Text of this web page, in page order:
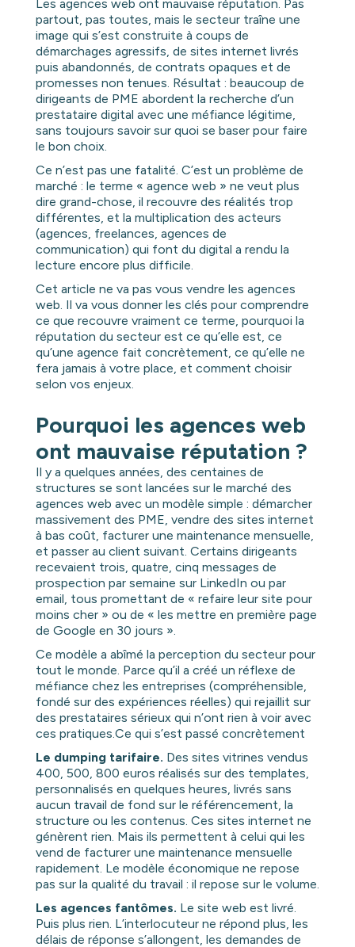
Les agences web ont mauvaise réputation. Pas
partout, pas toutes, mais le secteur traîne une
image qui s’est construite à coups de
démarchages agressifs, de sites internet livrés
puis abandonnés, de contrats opaques et de
promesses non tenues. Résultat : beaucoup de
dirigeants de PME abordent la recherche d’un
prestataire digital avec une méfiance légitime,
sans toujours savoir sur quoi se baser pour faire
le bon choix.
Ce n’est pas une fatalité. C’est un problème de
marché : le terme « agence web » ne veut plus
dire grand-chose, il recouvre des réalités trop
différentes, et la multiplication des acteurs
(agences, freelances, agences de
communication) qui font du digital a rendu la
lecture encore plus difficile.
Cet article ne va pas vous vendre les agences
web. Il va vous donner les clés pour comprendre
ce que recouvre vraiment ce terme, pourquoi la
réputation du secteur est ce qu’elle est, ce
qu’une agence fait concrètement, ce qu’elle ne
fera jamais à votre place, et comment choisir
selon vos enjeux.
Pourquoi les agences web
ont mauvaise réputation ?
Il y a quelques années, des centaines de
structures se sont lancées sur le marché des
agences web avec un modèle simple : démarcher
massivement des PME, vendre des sites internet
à bas coût, facturer une maintenance mensuelle,
et passer au client suivant. Certains dirigeants
recevaient trois, quatre, cinq messages de
prospection par semaine sur LinkedIn ou par
email, tous promettant de « refaire leur site pour
moins cher » ou de « les mettre en première page
de Google en 30 jours ».
Ce modèle a abîmé la perception du secteur pour
tout le monde. Parce qu’il a créé un réflexe de
méfiance chez les entreprises (compréhensible,
fondé sur des expériences réelles) qui rejaillit sur
des prestataires sérieux qui n’ont rien à voir avec
ces pratiques.Ce qui s’est passé concrètement
Le dumping tarifaire. Des sites vitrines vendus
400, 500, 800 euros réalisés sur des templates,
personnalisés en quelques heures, livrés sans
aucun travail de fond sur le référencement, la
structure ou les contenus. Ces sites internet ne
génèrent rien. Mais ils permettent à celui qui les
vend de facturer une maintenance mensuelle
rapidement. Le modèle économique ne repose
pas sur la qualité du travail : il repose sur le volume.
Les agences fantômes. Le site web est livré.
Puis plus rien. L’interlocuteur ne répond plus, les
délais de réponse s’allongent, les demandes de